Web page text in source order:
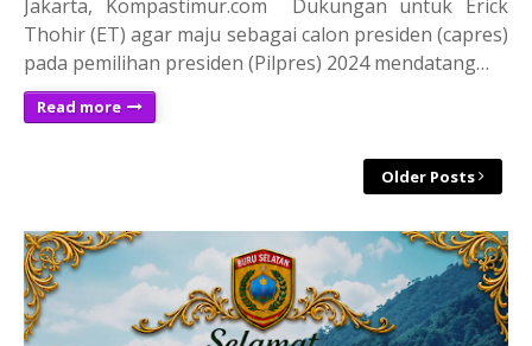
Jakarta, Kompastimur.com Dukungan untuk Erick
Thohir (ET) agar maju sebagai calon presiden (capres)
pada pemilihan presiden (Pilpres) 2024 mendatang…
Read more
Older Posts